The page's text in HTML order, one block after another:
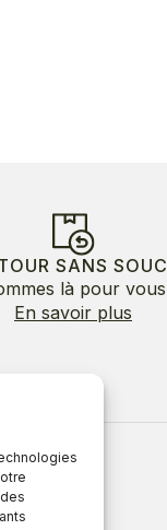
SANS
là pour
En savoir plus
de nous